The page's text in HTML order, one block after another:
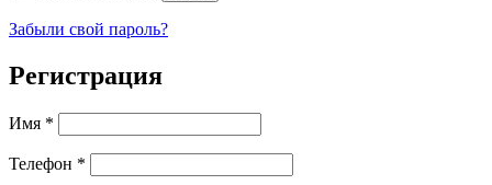
Забыли свой пароль?
Регистрация
Имя *
Телефон *